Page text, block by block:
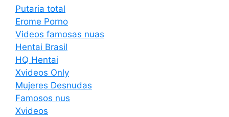
Putaria total
Erome Porno
Videos famosas nuas
Hentai Brasil
HQ Hentai
Xvideos Only
Mujeres Desnudas
Famosos nus
Xvideos